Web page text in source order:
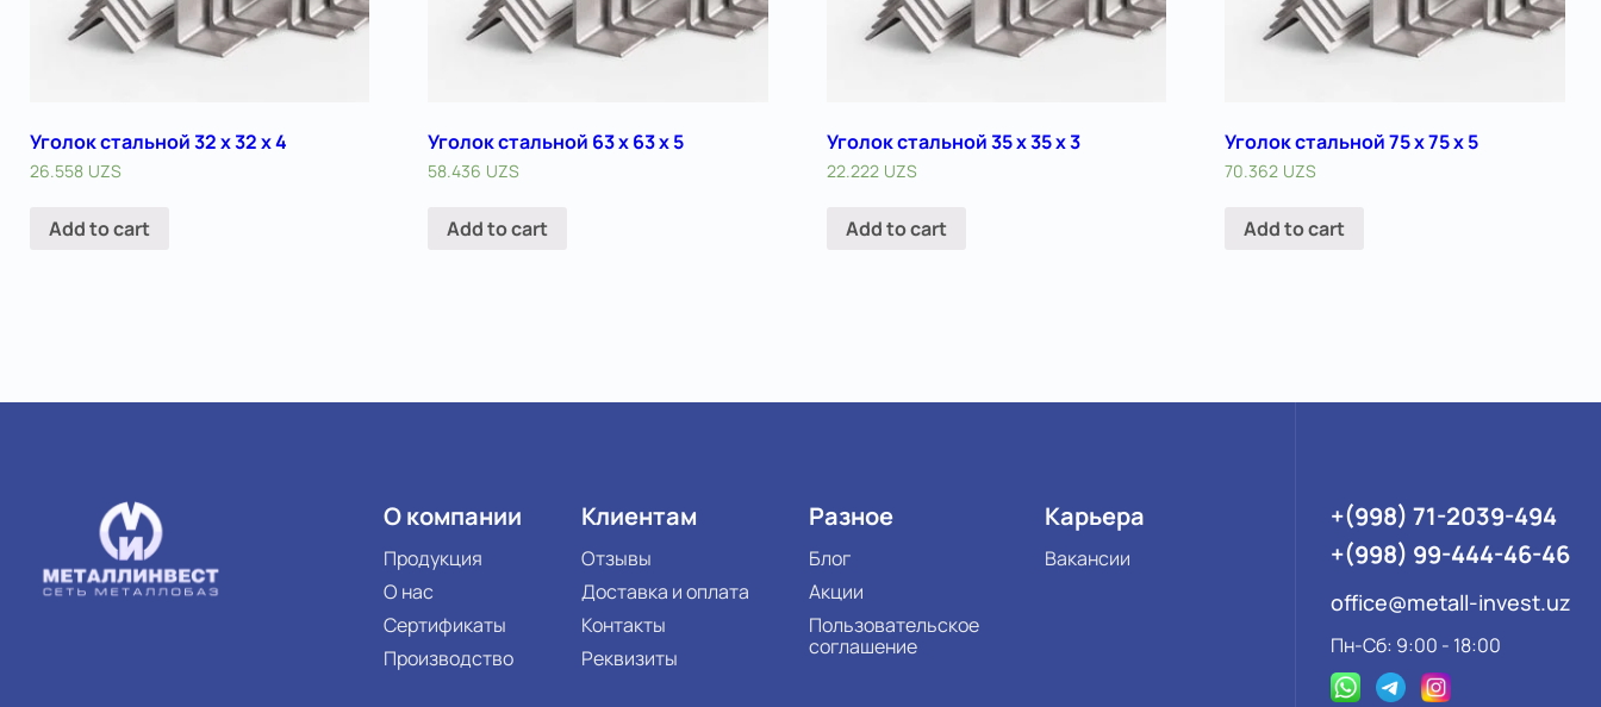
Уголок стальной 32 х 32 x 4
26.558 UZS
Add to cart
Уголок стальной 63 х 63 x 5
58.436 UZS
Add to cart
Уголок стальной 35 х 35 x 3
22.222 UZS
Add to cart
Уголок стальной 75 х 75 x 5
70.362 UZS
Add to cart
О компании
Продукция
О нас
Сертификаты
Производство
Клиентам
Отзывы
Доставка и оплата
Контакты
Реквизиты
Разное
Блог
Акции
Пользовательское
соглашение
Карьера
Вакансии
+(998) 71-2039-494
+(998) 99-444-46-46
office@metall-invest.uz
Пн-Сб: 9:00 - 18:00